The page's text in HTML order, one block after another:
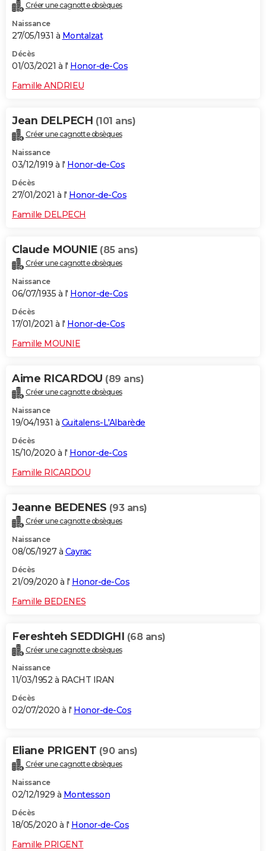
Créer une cagnotte obsèques
Naissance
27/05/1931 à Montalzat
Décès
01/03/2021 à l' Honor-de-Cos
Famille ANDRIEU
Jean DELPECH (101 ans)
Créer une cagnotte obsèques
Naissance
03/12/1919 à l' Honor-de-Cos
Décès
27/01/2021 à l' Honor-de-Cos
Famille DELPECH
Claude MOUNIE (85 ans)
Créer une cagnotte obsèques
Naissance
06/07/1935 à l' Honor-de-Cos
Décès
17/01/2021 à l' Honor-de-Cos
Famille MOUNIE
Aime RICARDOU (89 ans)
Créer une cagnotte obsèques
Naissance
19/04/1931 à Guitalens-L'Albarède
Décès
15/10/2020 à l' Honor-de-Cos
Famille RICARDOU
Jeanne BEDENES (93 ans)
Créer une cagnotte obsèques
Naissance
08/05/1927 à Cayrac
Décès
21/09/2020 à l' Honor-de-Cos
Famille BEDENES
Fereshteh SEDDIGHI (68 ans)
Créer une cagnotte obsèques
Naissance
11/03/1952 à RACHT IRAN
Décès
02/07/2020 à l' Honor-de-Cos
Eliane PRIGENT (90 ans)
Créer une cagnotte obsèques
Naissance
02/12/1929 à Montesson
Décès
18/05/2020 à l' Honor-de-Cos
Famille PRIGENT